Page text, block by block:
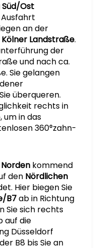
Süd/Ost
an der
Kölner Landstraße.
der
und nach ca.
Sie gelangen
überqueren.
rechts in
um in das
360°zahn-
kommend
den Nördlichen
Hier biegen Sie
B7ab in Richtung
Sie sich rechts
auf die
Düsseldorf
B8 bis Sie an